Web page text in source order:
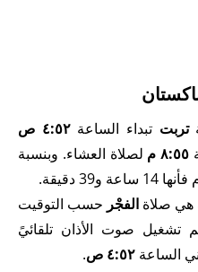
تربت تبداء الساعة٤:٥٢ ص
٨:٥٥ م
لصلاة العشاء. وبنسبة
دقيقة.
هي صلاة الفجْر حسب التوقيت
تشغيل صوت الأذان تلقائيً
الساعة ٤:٥٢ ص .